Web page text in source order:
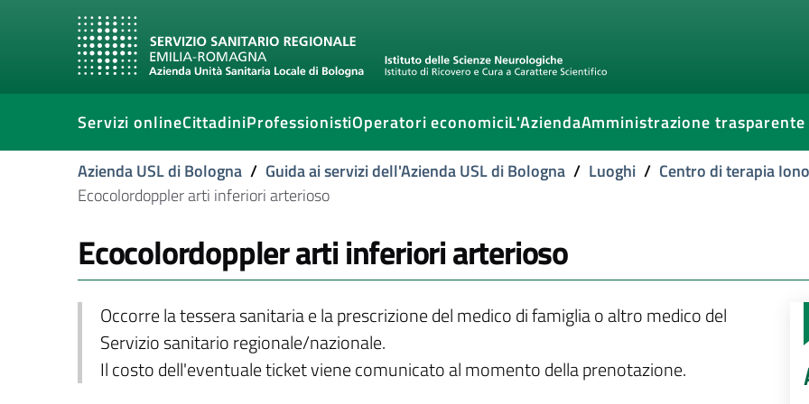
Servizi onlineCittadiniProfessionistiOperatori economiciL'AziendaAmministrazione trasparente
Azienda USL di Bologna / Guida ai servizi dell'Azienda USL di Bologna / Luoghi / Centro di terapia
Ecocolordoppler arti inferiori arterioso
Ecocolordoppler arti inferiori arterioso
Occorre la tessera sanitaria e la prescrizione del medico di famiglia o altro medico del
Servizio sanitario regionale/nazionale.
Il costo dell'eventuale ticket viene comunicato al momento della prenotazione.